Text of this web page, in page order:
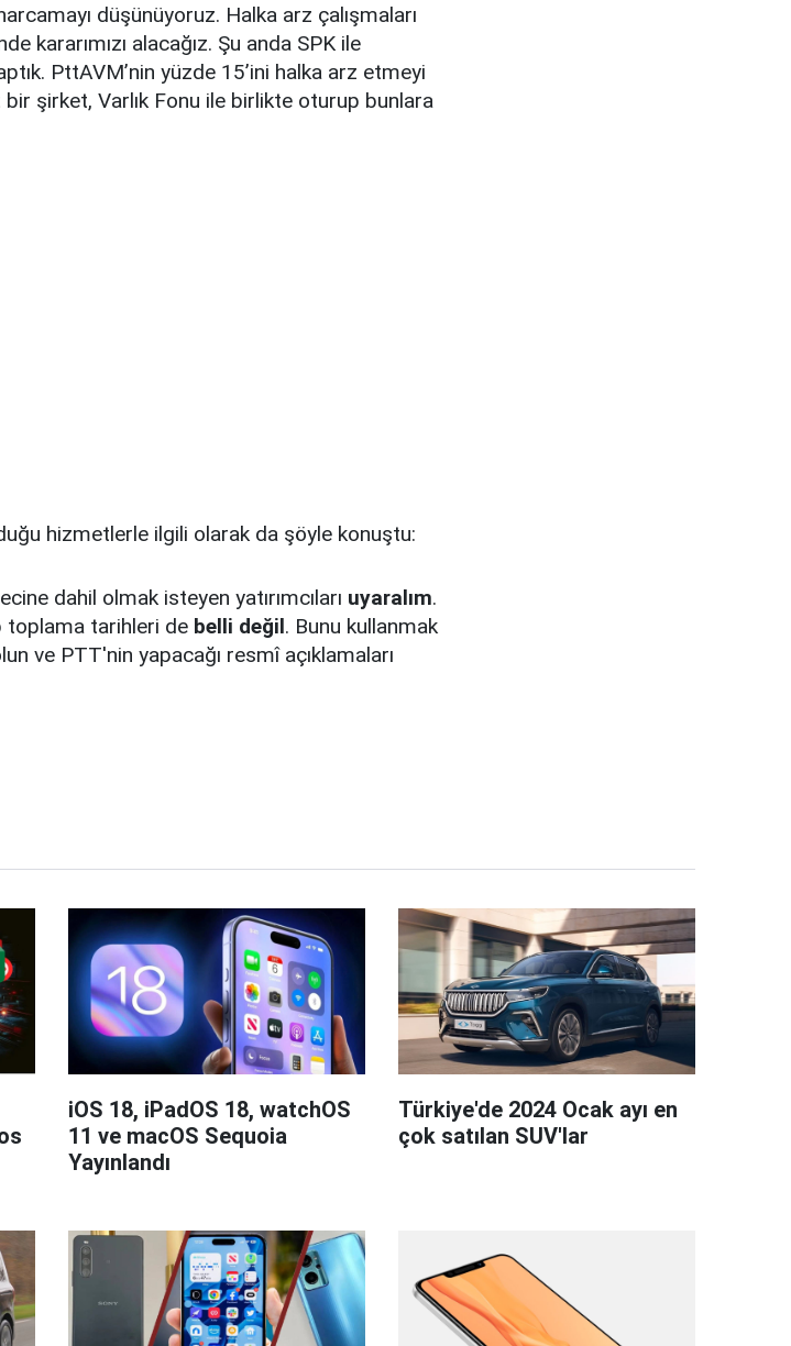
düşünüyoruz. Halka arz çalışmaları
kararımızı alacağız. Şu anda SPK ile
PttAVM’nin yüzde 15’ini halka arz etmeyi
bir şirket, Varlık Fonu ile birlikte oturup bunlara
hizmetlerle ilgili olarak da şöyle konuştu:
dahil olmak isteyen yatırımcıları uyaralım.
toplama tarihleri de belli değil. Bunu kullanmak
ve PTT'nin yapacağı resmî açıklamaları
iOS 18, iPadOS 18, watchOS
11 ve macOS Sequoia
Yayınlandı
Türkiye'de 2024 Ocak ayı en
çok satılan SUV'lar